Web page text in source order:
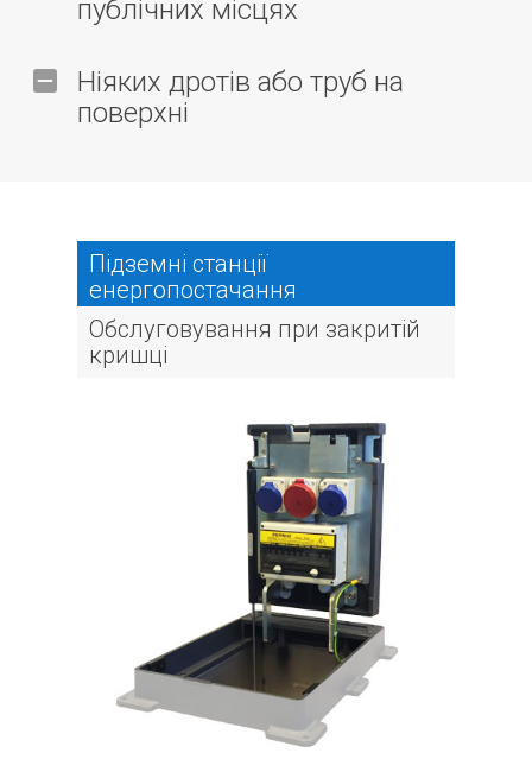
публічних місцях
Ніяких дротів або труб на
поверхні
Підземні станції
енергопостачання
Обслуговування при закритій
кришці